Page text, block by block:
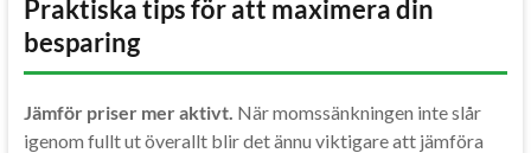
Praktiska tips för att maximera din
besparing
Jämför priser mer aktivt. När momssänkningen inte slår
igenom fullt ut överallt blir det ännu viktigare att jämföra